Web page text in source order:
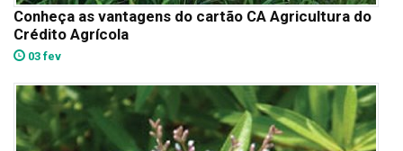
Conheça as vantagens do cartão CA Agricultura do
Crédito Agrícola
03 fev